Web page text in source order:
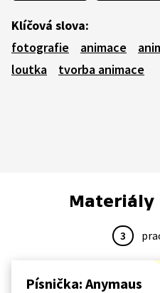
Klíčová slova:
fotografie
animace
loutka
tvorba animace
Materiály
3
Písnička: Anymaus